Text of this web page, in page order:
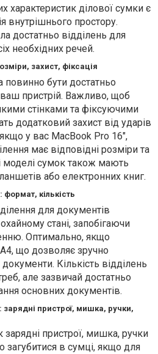
характеристик ділової сумки є
внутрішнього простору.
достатньо відділень для
необхідних речей.
захист, фіксація
повинно бути достатньо
пристрій. Важливо, щоб
стінками та фіксуючими
додатковий захист від ударів
у вас MacBook Pro 16",
має відповідні розміри та
моделі сумок також мають
або електронних книг.
формат, кількість
для документів
стані, запобігаючи
Оптимально, якщо
що дозволяє зручно
Кількість відділень
але зазвичай достатньо
основних документів.
зарядні пристрої, мишка, ручки,
зарядні пристрої, мишка, ручки
загубитися в сумці, якщо для